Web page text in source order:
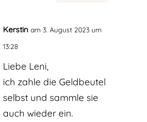
Kerstin am 3. August 2023 um
13:28
Liebe Leni,
ich zahle die Geldbeutel
selbst und sammle sie
auch wieder ein.